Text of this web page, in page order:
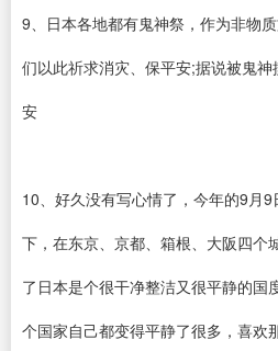
9、日本各地都有鬼神祭，作为非物
们以此祈求消灾、保平安;据说被鬼
安
10、好久没有写心情了，今年的9月
下，在东京、京都、箱根、大阪四个
了日本是个很干净整洁又很平静的国
个国家自己都变得平静了很多，喜欢